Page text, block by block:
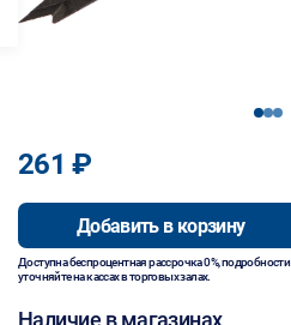
123
261 ₽
Добавить в корзину
Доступна беспроцентная рассрочка 0%, подробности
уточняйте на кассах в торговых залах.
Наличие в магазинах